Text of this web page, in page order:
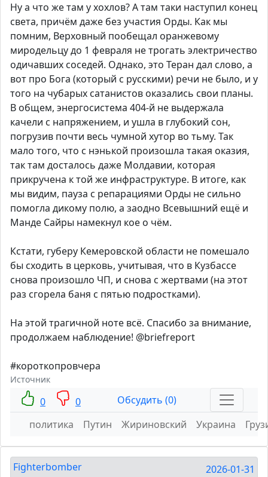
Ну а что же там у хохлов? А там таки наступил конец
света, причём даже без участия Орды. Как мы
помним, Верховный пообещал оранжевому
миродельцу до 1 февраля не трогать электричество
одичавших соседей. Однако, это Теран дал слово, а
вот про Бога (который с русскими) речи не было, и у
того на чубарых сатанистов оказались свои планы.
В общем, энергосистема 404-й не выдержала
качели с напряжением, и ушла в глубокий сон,
погрузив почти весь чумной хутор во тьму. Так
мало того, что с нэнькой произошла такая оказия,
так там досталось даже Молдавии, которая
прикручена к той же инфраструктуре. В итоге, как
мы видим, пауза с репарациями Орды не сильно
помогла дикому полю, а заодно Всевышний ещё и
Манде Сайры намекнул кое о чём.
Кстати, губеру Кемеровской области не помешало
бы сходить в церковь, учитывая, что в Кузбассе
снова произошло ЧП, и снова с жертвами (на этот
раз сгорела баня с пятью подростками).
На этой трагичной ноте всё. Спасибо за внимание,
продолжаем наблюдение! @briefreport
#короткопровчера
Источник
0 0
Обсудить (0)
политика
Путин Жириновский Украина
Fighterbomber 2026-01-31